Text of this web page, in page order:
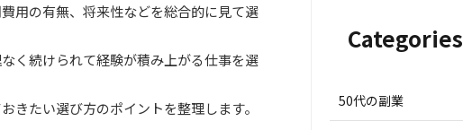
用の有無、将来性などを総合的に見て選
く続けられて経験が積み上がる仕事を選
きたい選び方のポイントを整理します。
Categories
50代の副業